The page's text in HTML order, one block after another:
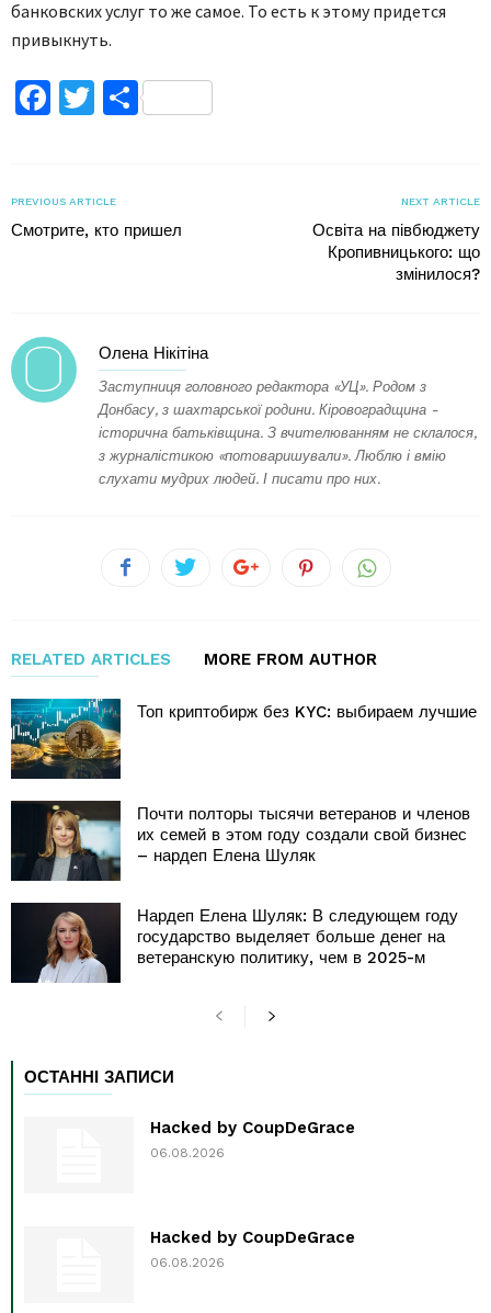
банковских услуг то же самое. То есть к этому придется
привыкнуть.
Facebook
TwitterПоділитися
PREVIOUS ARTICLE
Смотрите, кто пришел
NEXT ARTICLE
Освіта на півбюджету
Кропивницького: що
змінилося?
Олена Нікітіна
Заступниця головного редактора «УЦ». Родом з
Донбасу, з шахтарської родини. Кіровоградщина -
історична батьківщина. З вчителюванням не склалося,
з журналістикою «потоваришували». Люблю і вмію
слухати мудрих людей. І писати про них.
RELATED ARTICLES MORE FROM AUTHOR
Топ криптобирж без KYC: выбираем лучшие
Почти полторы тысячи ветеранов и членов
их семей в этом году создали свой бизнес
– нардеп Елена Шуляк
Нардеп Елена Шуляк: В следующем году
государство выделяет больше денег на
ветеранскую политику, чем в 2025-м
ОСТАННІ ЗАПИСИ
Hacked by CoupDeGrace
06.08.2026
Hacked by CoupDeGrace
06.08.2026